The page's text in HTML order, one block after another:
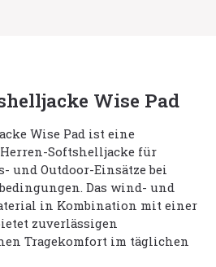
Wise Pad
Wise Pad ist eine
Softshelljacke für
und Outdoor-Einsätze bei
Das wind- und
in Kombination mit einer
zuverlässigen
Tragekomfort im täglichen